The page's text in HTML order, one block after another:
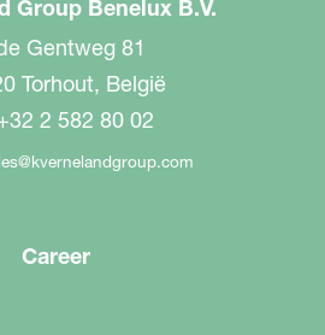
Group Benelux B.V.
Gentweg 81
Torhout, België
2 582 80 02
Career